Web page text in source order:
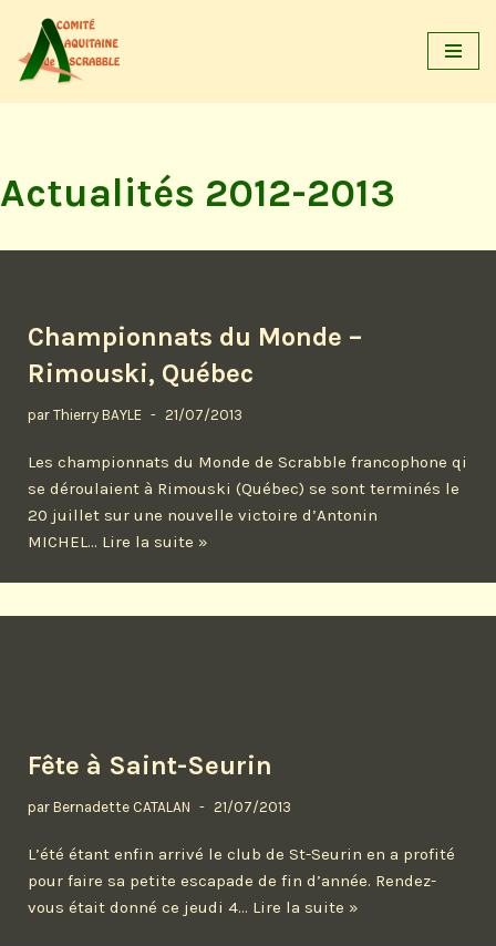
Aller
au
Actualités 2012-2013
Championnats du Monde –
Rimouski, Québec
par Thierry BAYLE 21/07/2013
Les championnats du Monde de Scrabble francophone qi
se déroulaient à Rimouski (Québec) se sont terminés le
20 juillet sur une nouvelle victoire d’Antonin
MICHEL… Lire la suite »
Fête à Saint-Seurin
par Bernadette CATALAN 21/07/2013
L’été étant enfin arrivé le club de St-Seurin en a profité
pour faire sa petite escapade de fin d’année. Rendez-
vous était donné ce jeudi 4… Lire la suite »